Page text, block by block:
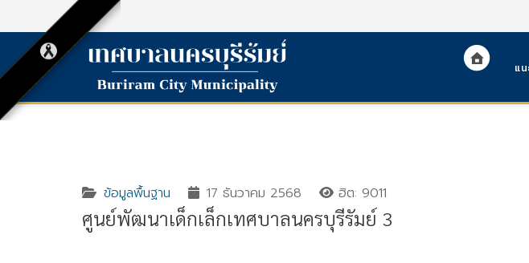
แ
ข้อมูลพื้นฐาน 17 ธันวาคม 2568 ฮิต: 9011
ศูนย์พัฒนาเด็กเล็กเทศบาลนครบุรีรัมย์ 3